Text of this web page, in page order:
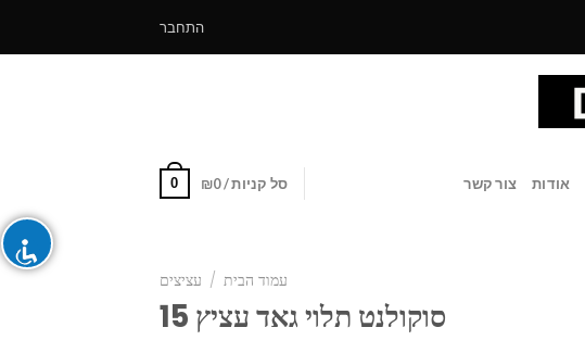
התחבר
אודות צור קשר סל קניות / ₪0
0
עמוד הבית / עציצים
סוקולנט תלוי גאד עציץ 15